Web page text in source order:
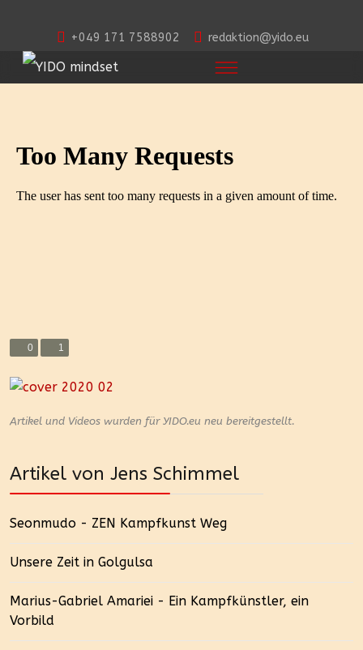
+049 171 7588902 redaktion@yido.eu
0 1
Artikel und Videos wurden für YIDO.eu neu bereitgestellt.
Artikel von Jens Schimmel
Seonmudo - ZEN Kampfkunst Weg
Unsere Zeit in Golgulsa
Marius-Gabriel Amariei - Ein Kampfkünstler, ein
Vorbild